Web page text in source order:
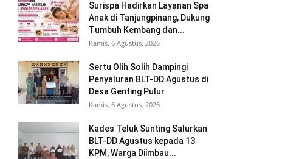
Surispa Hadirkan Layanan Spa
Anak di Tanjungpinang, Dukung
Tumbuh Kembang dan...
Kamis, 6 Agustus, 2026
Sertu Olih Solih Dampingi
Penyaluran BLT-DD Agustus di
Desa Genting Pulur
Kamis, 6 Agustus, 2026
Kades Teluk Sunting Salurkan
BLT-DD Agustus kepada 13
KPM, Warga Diimbau...